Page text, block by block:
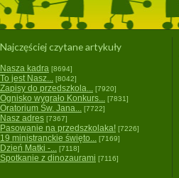
Najczęściej czytane artykuły
Nasza kadra [8694]
To jest Nasz... [8042]
Zapisy do przedszkola... [7920]
Ognisko wygrało Konkurs... [7831]
Oratorium Św. Jana... [7722]
Nasz adres [7367]
Pasowanie na przedszkolaka! [7226]
19 ministranckie święto... [7169]
Dzień Matki -... [7118]
Spotkanie z dinozaurami [7116]